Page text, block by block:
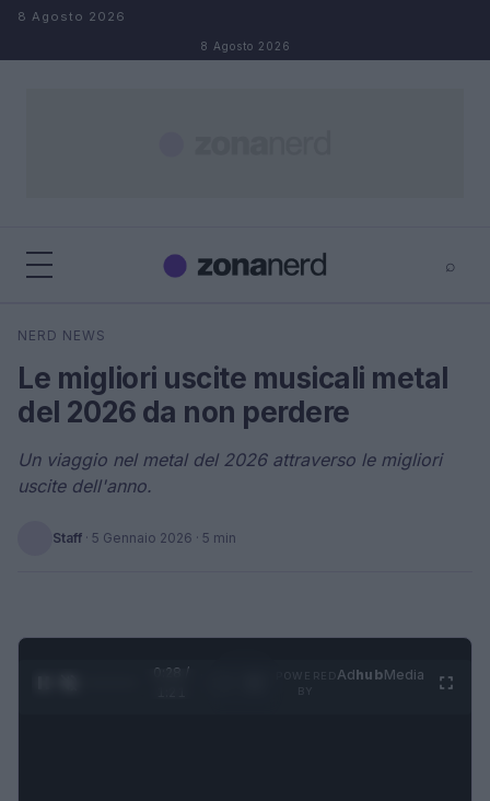
Salta al contenuto
8 Agosto 2026
8 Agosto 2026
⌕
Cerca
NERD NEWS
Le migliori uscite musicali metal
del 2026 da non perdere
Un viaggio nel metal del 2026 attraverso le migliori
uscite dell'anno.
Staff · 5 Gennaio 2026 · 5 min
0:29 /
AdhubMedia